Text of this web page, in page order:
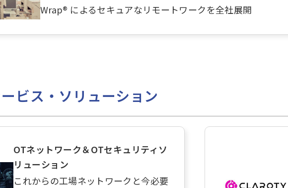
Wrap® によるセキュアなリモートワークを全社展開
ビス・ソリューション
OTネットワーク＆OTセキュリティソ
リューション
これからの工場ネットワークと今必要